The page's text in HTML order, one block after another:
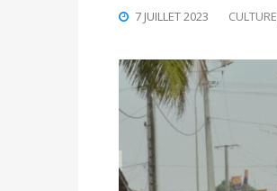
7 JUILLET 2023 CULTURE